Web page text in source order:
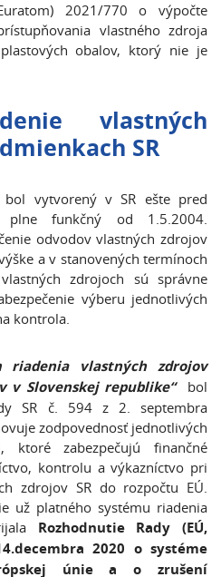
2021/770 o výpočte
vlastného zdroja
obalov, ktorý nie je
vlastných
SR
bol vytvorený v SR ešte pred
funkčný od 1.5.2004.
odvodov vlastných zdrojov
a v stanovených termínoch
zdrojoch sú správne
výberu jednotlivých
kontrola.
riadenia vlastných zdrojov
v Slovenskej republike“​ bol
SR č. 594 z 2. septembra
zodpovednosť jednotlivých
ktoré zabezpečujú finančné
kontrolu a výkazníctvo pri
zdrojov SR do rozpočtu EÚ.
už platného systému riadenia
Rozhodnutie Rady (EÚ,
2020 o systéme
únie a o zrušení